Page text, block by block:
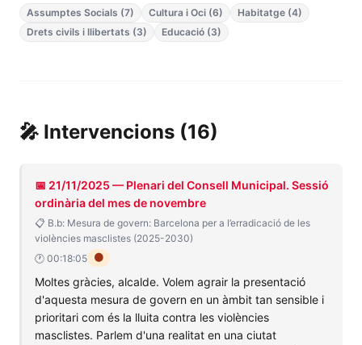
Assumptes Socials (7) Cultura i Oci (6)
Habitatge (4)
Drets civils i llibertats (3)
Educació (3)
🎤 Intervencions (16)
📅 21/11/2025 — Plenari del Consell Municipal. Sessió
ordinària del mes de novembre
📋 B.b: Mesura de govern: Barcelona per a l’erradicació de les
violències masclistes (2025-2030)
🕐 00:18:05 🟠
Moltes gràcies, alcalde. Volem agrair la presentació
d'aquesta mesura de govern en un àmbit tan sensible i
prioritari com és la lluita contra les violències
masclistes. Parlem d'una realitat en una ciutat